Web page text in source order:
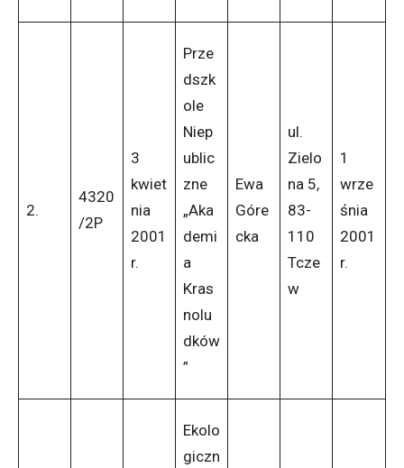
2.
4320
/2P
3
kwiet
nia
2001
r.
Prze
dszk
ole
Niep
ublic
zne
„Aka
demi
a
Kras
nolu
dków
”
Ewa
Góre
cka
ul.
Zielo
na 5,
83-
110
Tcze
w
1
wrze
śnia
2001
r.
Ekolo
giczn